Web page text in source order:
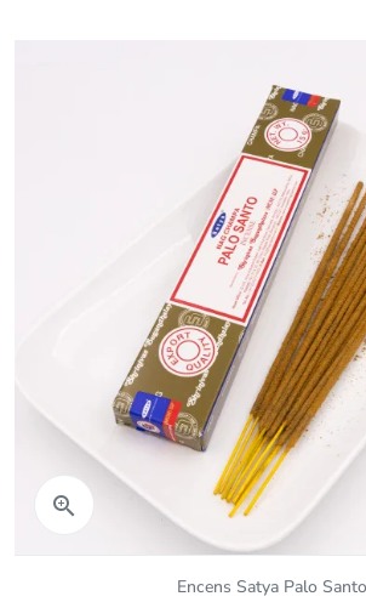
 Aperçu rapide
Encens Satya Palo Santo